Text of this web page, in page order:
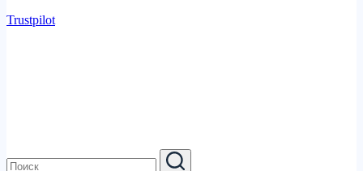
Trustpilot